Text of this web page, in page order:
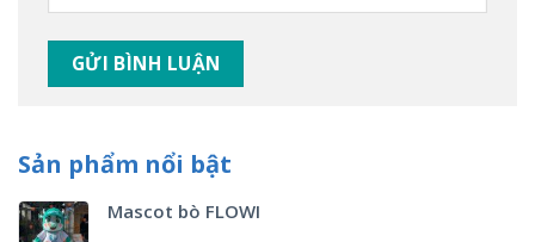
Sản phẩm nổi bật
Mascot bò FLOWI